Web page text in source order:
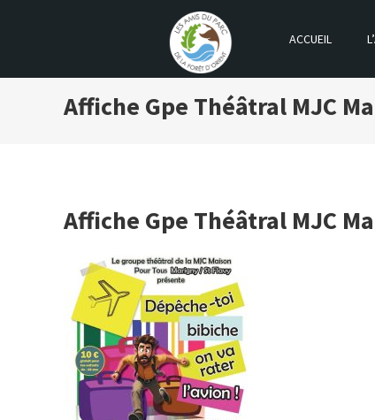
LES AMIS DU PARC DE LA
ACCUEIL
Affiche Gpe Théâtral MJC
Affiche Gpe Théâtral MJC